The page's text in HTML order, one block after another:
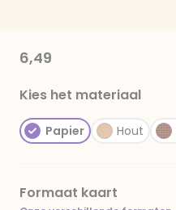
6,49
Kies het materiaal
Papier Hout
Formaat kaart